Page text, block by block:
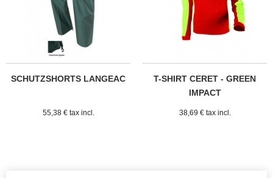
SCHUTZSHORTS LANGEAC
55,38 € tax incl.
T-SHIRT CERET - GREEN
IMPACT
38,69 € tax incl.